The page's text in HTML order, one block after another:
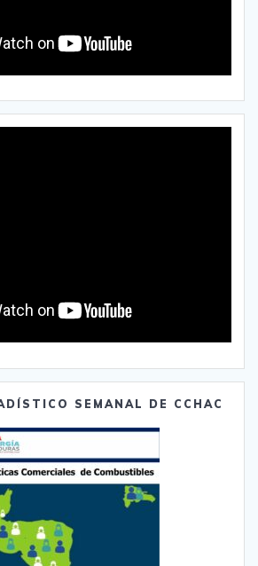
SEMANAL DE CCHAC